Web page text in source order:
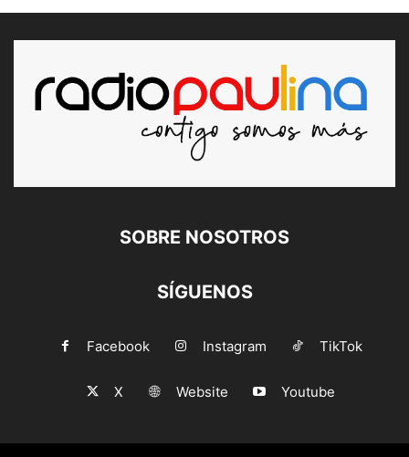
SOBRE NOSOTROS
SÍGUENOS
Facebook Instagram TikTok
X Website Youtube